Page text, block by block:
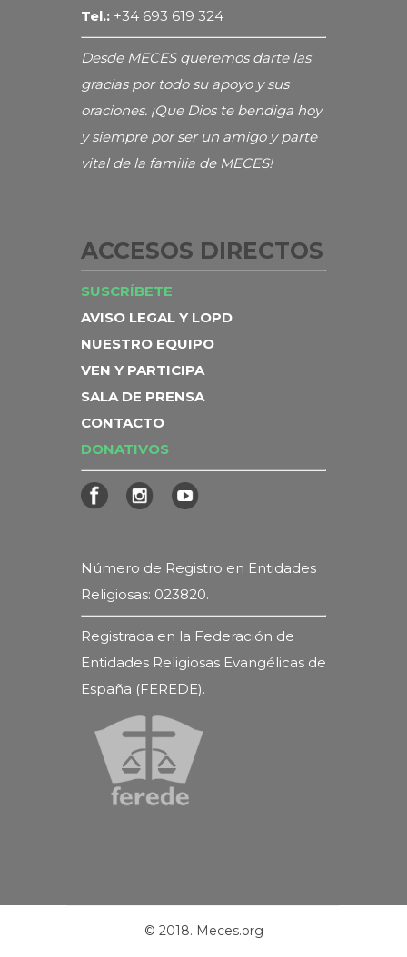
Tel.: +34 693 619 324
Desde MECES queremos darte las
gracias por todo su apoyo y sus
oraciones. ¡Que Dios te bendiga hoy
y siempre por ser un amigo y parte
vital de la familia de MECES!
ACCESOS DIRECTOS
SUSCRÍBETE
AVISO LEGAL Y LOPD
NUESTRO EQUIPO
VEN Y PARTICIPA
SALA DE PRENSA
CONTACTO
DONATIVOS
Número de Registro en Entidades
Religiosas: 023820.
Registrada en la Federación de
Entidades Religiosas Evangélicas de
España (FEREDE).
© 2018. Meces.org